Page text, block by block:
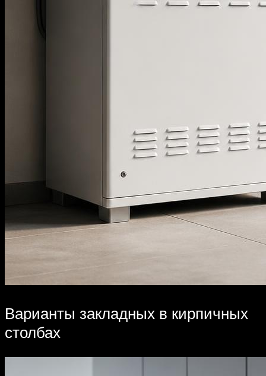
Варианты закладных в кирпичных
столбах